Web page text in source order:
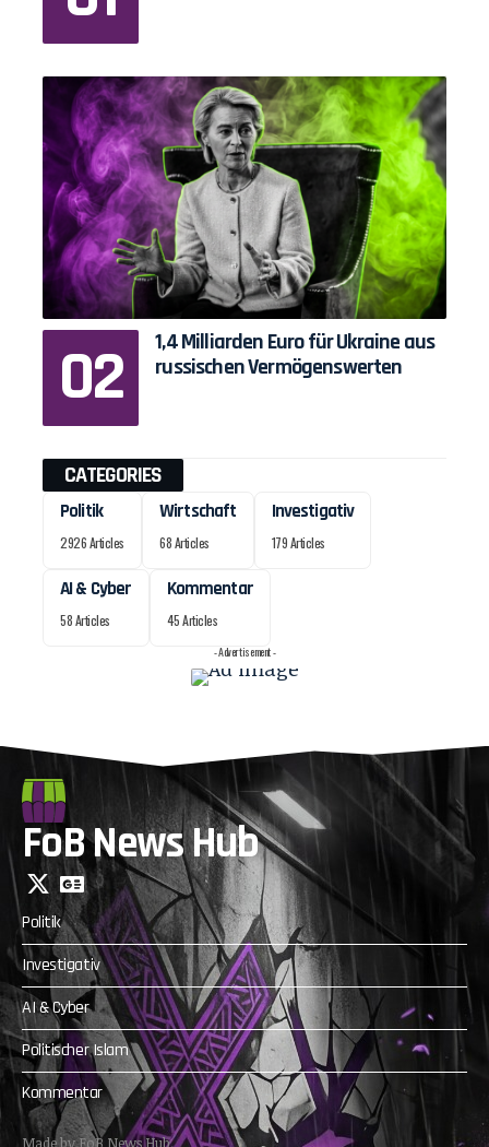
1,4 Milliarden Euro für Ukraine aus
russischen Vermögenswerten
CATEGORIES
Politik
2926 Articles
Wirtschaft
68 Articles
Investigativ
179 Articles
AI & Cyber
58 Articles
Kommentar
45 Articles
- Advertisement -
FoB News Hub
Politik
Investigativ
AI & Cyber
Politischer Islam
Kommentar
Made by FoB News Hub.